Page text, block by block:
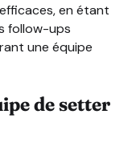
en étant
follow-ups
une équipe
de setter